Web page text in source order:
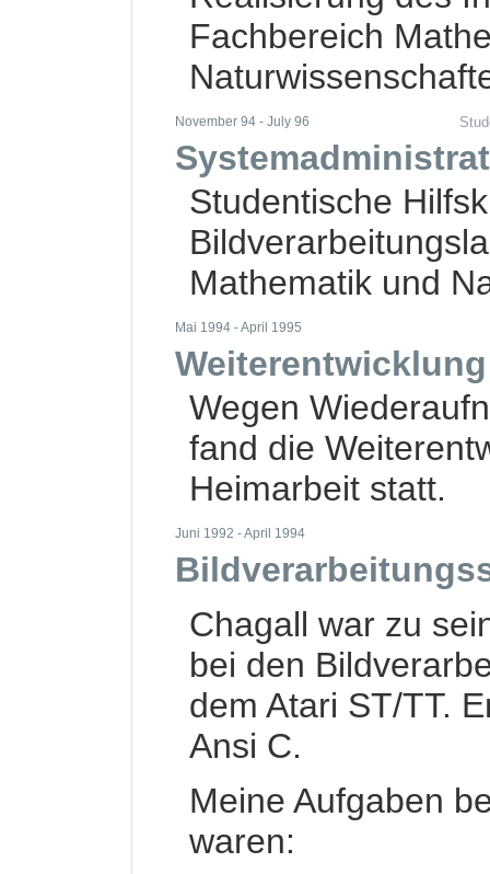
Fachbereich
November 94 - July 96
Studentische
Mathematik und
Mai 1994 - April 1995
Wegen
fand die
Heimarbeit statt.
Juni 1992 - April 1994
Chagall war zu
bei den
dem Atari ST/TT.
Ansi C.
Meine Aufgaben
waren: